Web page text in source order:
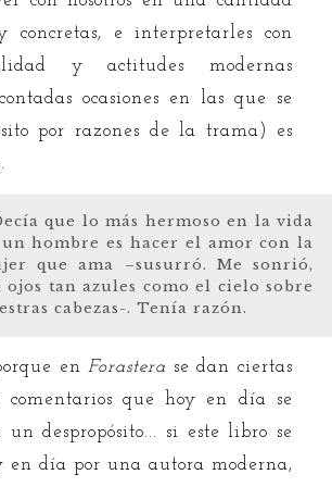
concretas, e interpretarles con
y actitudes modernas
ocasiones en las que se
por razones de la trama) es
que lo más hermoso en la vida
hombre es hacer el amor con la
que ama –susurró. Me sonrió,
ojos tan azules como el cielo sobre
cabezas-. Tenía razón.
enForastera se dan ciertas
comentarios que hoy en día se
un despropósito... si este libro se
en día por una autora moderna,